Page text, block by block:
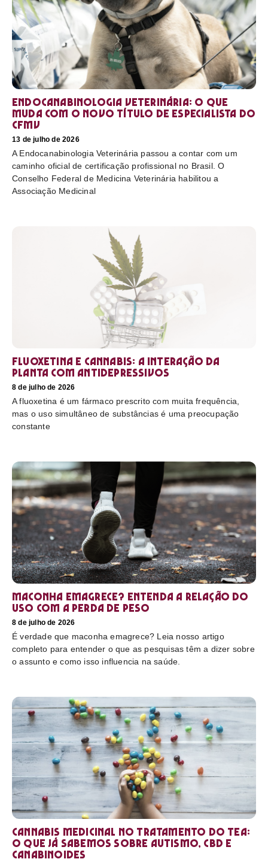
Endocanabinologia Veterinária: o que
muda com o novo título de especialista do
CFMV
13 de julho de 2026
A Endocanabinologia Veterinária passou a contar com um
caminho oficial de certificação profissional no Brasil. O
Conselho Federal de Medicina Veterinária habilitou a
Associação Medicinal
Fluoxetina e Cannabis: a interação da
planta com antidepressivos
8 de julho de 2026
A fluoxetina é um fármaco prescrito com muita frequência,
mas o uso simultâneo de substâncias é uma preocupação
constante
Maconha emagrece? Entenda a relação do
uso com a perda de peso
8 de julho de 2026
É verdade que maconha emagrece? Leia nosso artigo
completo para entender o que as pesquisas têm a dizer sobre
o assunto e como isso influencia na saúde.
Cannabis medicinal no tratamento do TEA:
o que já sabemos sobre autismo, CBD e
canabinoides